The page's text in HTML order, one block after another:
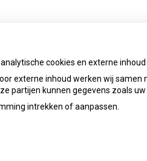
cookies en externe
externe inhoud werken wij samen
partijen kunnen gegevens zoals uw
intrekken of aanpassen.